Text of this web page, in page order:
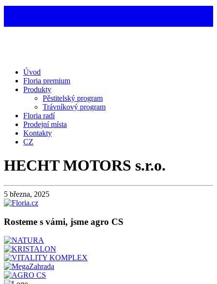
Úvod
Floria premium
Produkty
Pěstitelský program
Trávníkový program
Floria radí
Prodejní místa
Kontakty
CZ
HECHT MOTORS s.r.o.
5 března, 2025
Rosteme s vámi, jsme agro CS